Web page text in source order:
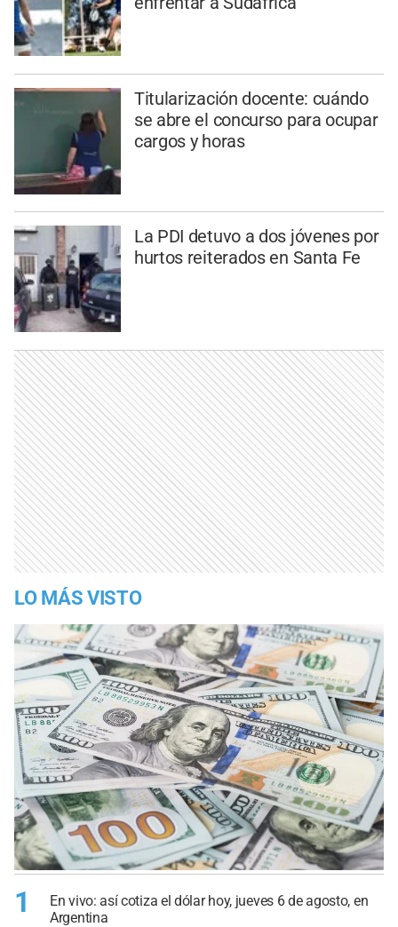
Titularización docente: cuándo
se abre el concurso para ocupar
cargos y horas
La PDI detuvo a dos jóvenes por
hurtos reiterados en Santa Fe
LO MÁS VISTO
1
En vivo: así cotiza el dólar hoy, jueves 6 de agosto, en
Argentina